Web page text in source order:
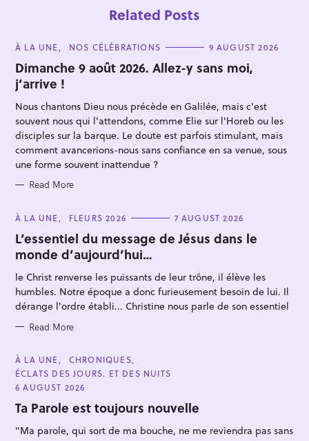
Related Posts
C
T
E
G
O
R
I
E
S
À LA UNE NOS CÉLÉBRATIONS 9 AUGUST 2026
Dimanche 9 août 2026. Allez-y sans moi,
j’arrive !
Nous chantons Dieu nous précède en Galilée, mais c'est
souvent nous qui l'attendons, comme Elie sur l'Horeb ou les
disciples sur la barque. Le doute est parfois stimulant, mais
comment avancerions-nous sans confiance en sa venue, sous
une forme souvent inattendue ?
Read More
C
T
E
G
O
R
I
E
S
À LA UNE FLEURS 2026 7 AUGUST 2026
L’essentiel du message de Jésus dans le
monde d’aujourd’hui…
le Christ renverse les puissants de leur trône, il élève les
humbles. Notre époque a donc furieusement besoin de lui. Il
dérange l'ordre établi... Christine nous parle de son essentiel
Read More
C
A
T
E
O
R
E
À LA UNE
CHRONIQUES
ÉCLATS DES JOURS. ET DES NUITS
6 AUGUST 2026
Ta Parole est toujours nouvelle
"Ma parole, qui sort de ma bouche, ne me reviendra pas sans
S
a
r
c
f
o
r